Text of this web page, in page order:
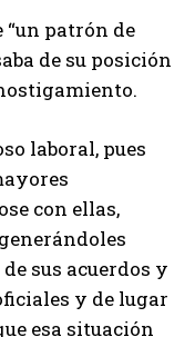
“un patrón de
de su posición
laboral, pues
con ellas,
sus acuerdos y
y de lugar
esa situación